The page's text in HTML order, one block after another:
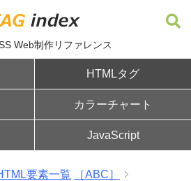
Web制作リファレンス
HTMLタグ
カラーチャート
JavaScript
要素一覧 ［ABC］